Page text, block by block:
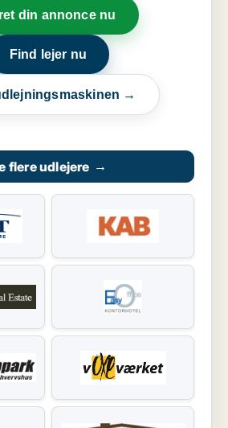
din annonce nu
Find lejer nu
→
flere udlejere →